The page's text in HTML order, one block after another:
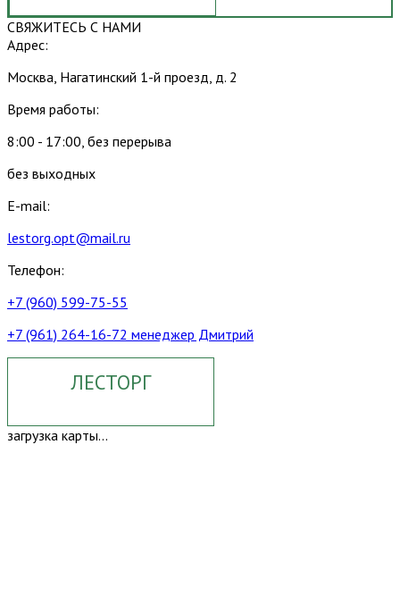
СВЯЖИТЕСЬ С НАМИ
Адрес:
Москва, Нагатинский 1-й проезд, д. 2
Время работы:
8:00 - 17:00, без перерыва
без выходных
E-mail:
lestorg.opt@mail.ru
Телефон:
+7 (960) 599-75-55
+7 (961) 264-16-72 менеджер Дмитрий
ЛЕСТОРГ
загрузка карты...